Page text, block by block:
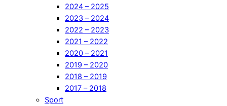
2024 – 2025
2023 – 2024
2022 – 2023
2021 – 2022
2020 – 2021
2019 – 2020
2018 – 2019
2017 – 2018
Sport